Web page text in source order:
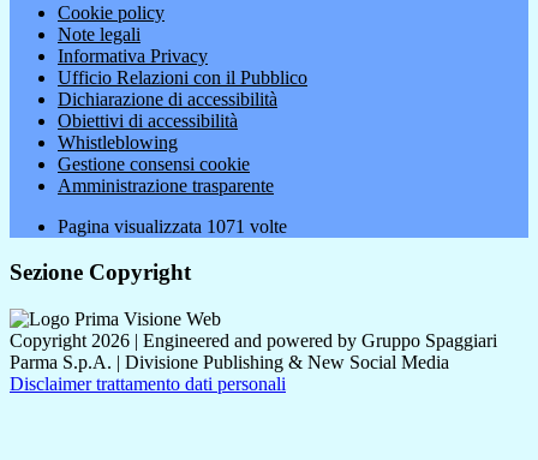
Cookie policy
Note legali
Informativa Privacy
Ufficio Relazioni con il Pubblico
Dichiarazione di accessibilità
Obiettivi di accessibilità
Whistleblowing
Gestione consensi cookie
Amministrazione trasparente
Pagina visualizzata 1071 volte
Sezione Copyright
Copyright 2026 | Engineered and powered by Gruppo Spaggiari
Parma S.p.A. | Divisione Publishing & New Social Media
Disclaimer trattamento dati personali